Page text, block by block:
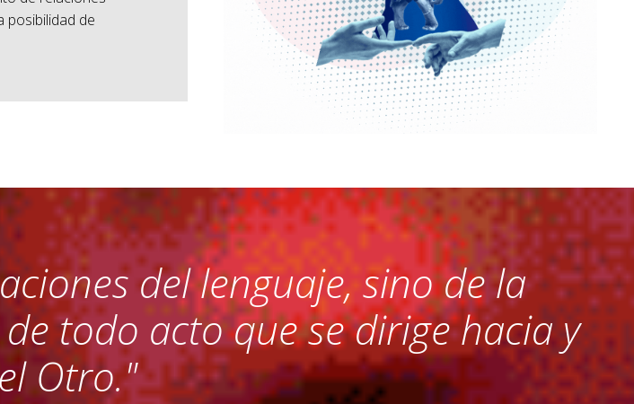
posibilidad de
del lenguaje, sino de la
todo acto que se dirige hacia y
Otro."